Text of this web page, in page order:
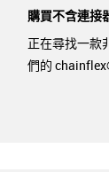
購買不含連接
正在尋找一款
們的